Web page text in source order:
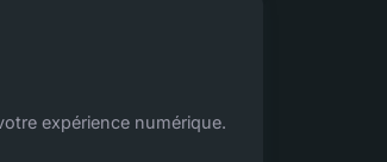
expérience numérique.